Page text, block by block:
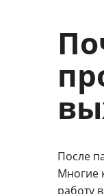
После
Многие
работу